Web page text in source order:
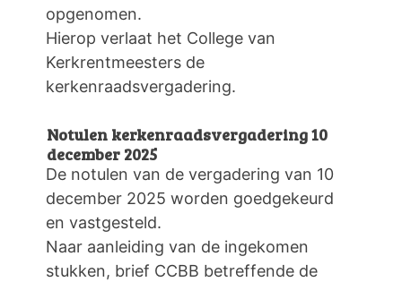
opgenomen.
Hierop verlaat het College van
Kerkrentmeesters de
kerkenraadsvergadering.
Notulen kerkenraadsvergadering 10
december 2025
De notulen van de vergadering van 10
december 2025 worden goedgekeurd
en vastgesteld.
Naar aanleiding van de ingekomen
stukken, brief CCBB betreffende de